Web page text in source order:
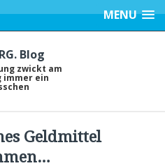
MENU
Blog
zwickt am
immer ein
Geldmittel